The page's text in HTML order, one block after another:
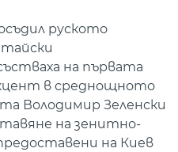
руското
на първата
в среднощното
Володимир Зеленски
на зенитно-
на Киев